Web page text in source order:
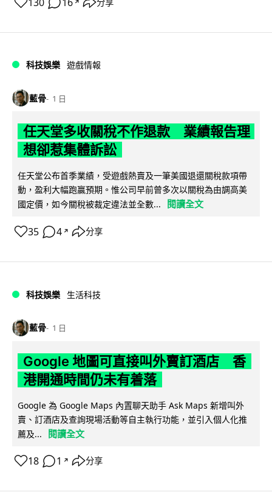
↗
科技娛樂 遊戲情報
藍骨 1 日
任天堂多收關稅不作退款 業績報告理
想卻惹集體訴訟
任天堂公布首季業績，受遊戲熱賣及一筆美國退還關稅款項帶
動，盈利大幅跑贏預期。惟公司早前曾多次以關稅為由調高美
國定價，如今關稅被裁定違法並全數...
閱讀全文
35 4 ↗ 分享
科技娛樂 生活科技
藍骨 1 日
Google 地圖可直接叫外賣訂酒店 香
港開通時間仍未有着落
Google 為 Google Maps 內置聊天助手 Ask Maps 新增叫外
賣、訂酒店及查詢現場活動等自主執行功能，並引入個人化推
薦及...
閱讀全文
18 1 ↗ 分享